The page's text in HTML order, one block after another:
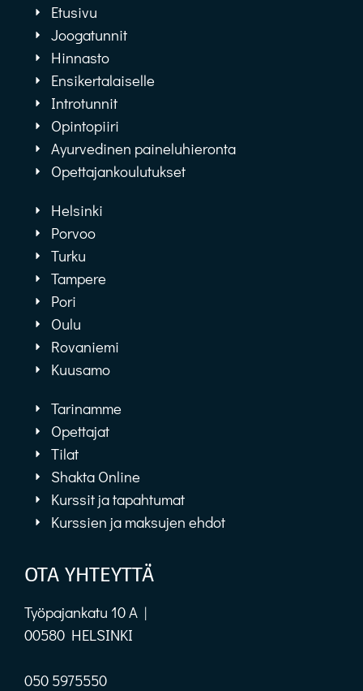
Etusivu
Joogatunnit
Hinnasto
Ensikertalaiselle
Introtunnit
Opintopiiri
Ayurvedinen paineluhieronta
Opettajankoulutukset
Helsinki
Porvoo
Turku
Tampere
Pori
Oulu
Rovaniemi
Kuusamo
Tarinamme
Opettajat
Tilat
Shakta Online
Kurssit ja tapahtumat
Kurssien ja maksujen ehdot
OTA YHTEYTTÄ
Työpajankatu 10 A |
00580 HELSINKI
050 5975550